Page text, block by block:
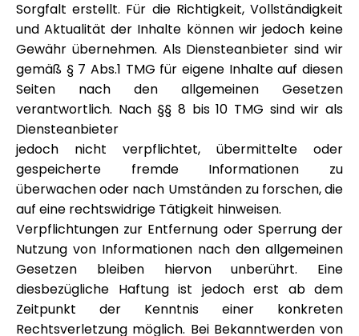
Sorgfalt erstellt. Für die Richtigkeit, Vollständigkeit
und Aktualität der Inhalte können wir jedoch keine
Gewähr übernehmen. Als Diensteanbieter sind wir
gemäß § 7 Abs.1 TMG für eigene Inhalte auf diesen
Seiten nach den allgemeinen Gesetzen
verantwortlich. Nach §§ 8 bis 10 TMG sind wir als
Diensteanbieter
jedoch nicht verpflichtet, übermittelte oder
gespeicherte fremde Informationen zu
überwachen oder nach Umständen zu forschen, die
auf eine rechtswidrige Tätigkeit hinweisen.
Verpflichtungen zur Entfernung oder Sperrung der
Nutzung von Informationen nach den allgemeinen
Gesetzen bleiben hiervon unberührt. Eine
diesbezügliche Haftung ist jedoch erst ab dem
Zeitpunkt der Kenntnis einer konkreten
Rechtsverletzung möglich. Bei Bekanntwerden von